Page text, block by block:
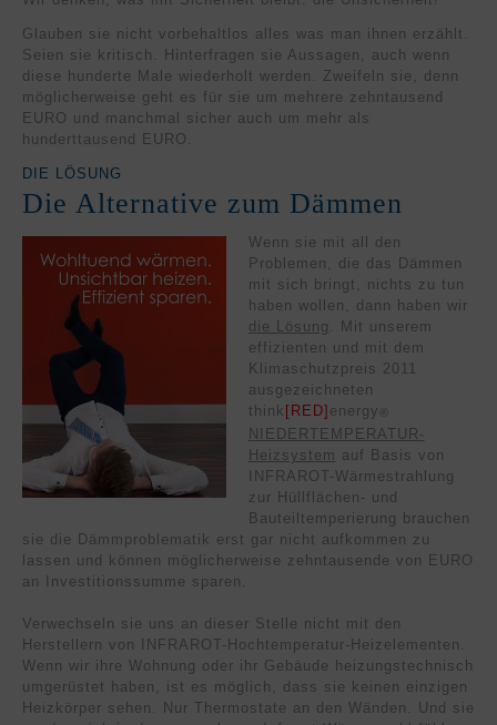
Glauben sie nicht vorbehaltlos alles was man ihnen erzählt.
Seien sie kritisch. Hinterfragen sie Aussagen, auch wenn
diese hunderte Male wiederholt werden. Zweifeln sie, denn
möglicherweise geht es für sie um mehrere zehntausend
EURO und manchmal sicher auch um mehr als
hunderttausend EURO.
DIE LÖSUNG
Die Alternative zum Dämmen
Wenn sie mit all den
Problemen, die das Dämmen
mit sich bringt, nichts zu tun
haben wollen, dann haben wir
die Lösung . Mit unserem
effizienten und mit dem
Klimaschutzpreis 2011
ausgezeichneten
think [RED] energy ®
NIEDERTEMPERATUR-
Heizsystem auf Basis von
INFRAROT-Wärmestrahlung
zur Hüllflächen- und
Bauteiltemperierung brauchen
sie die Dämmproblematik erst gar nicht aufkommen zu
lassen und können möglicherweise zehntausende von EURO
an Investitionssumme sparen.
Verwechseln sie uns an dieser Stelle nicht mit den
Herstellern von INFRAROT-Hochtemperatur-Heizelementen.
Wenn wir ihre Wohnung oder ihr Gebäude heizungstechnisch
umgerüstet haben, ist es möglich, dass sie keinen einzigen
Heizkörper sehen. Nur Thermostate an den Wänden. Und sie